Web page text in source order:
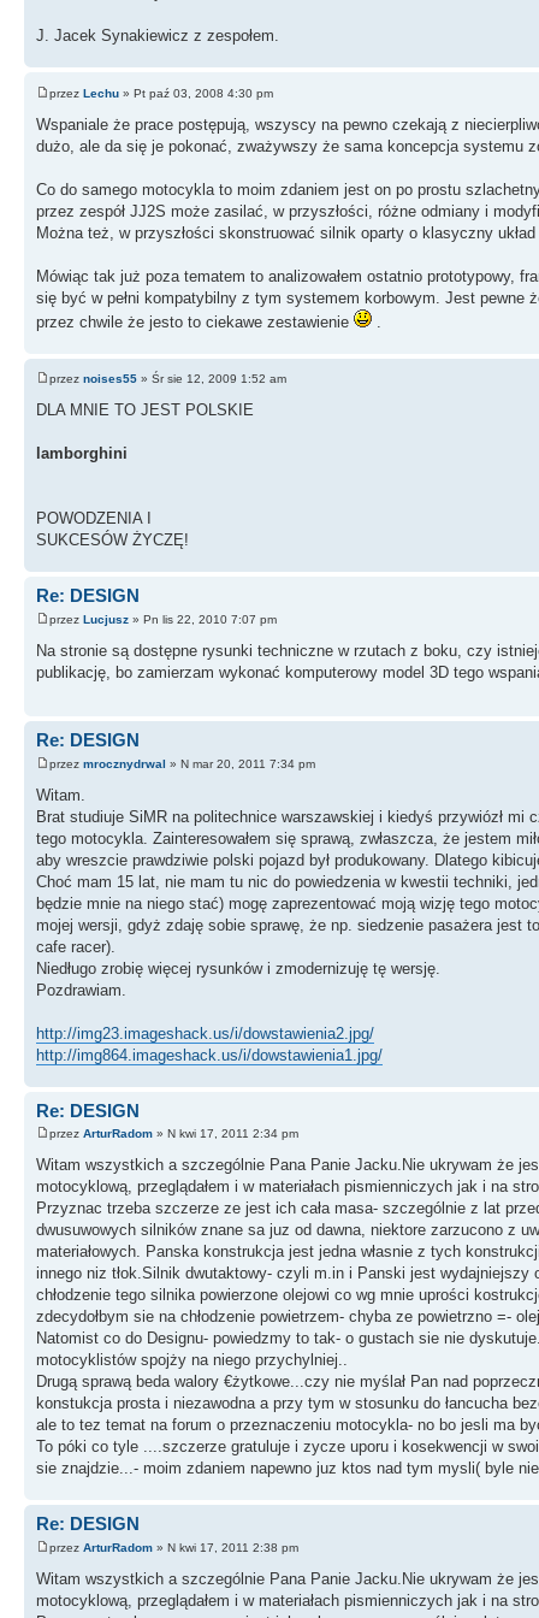
J. Jacek Synakiewicz z zespołem.
przez Lechu » Pt paź 03, 2008 4:30 pm
Wspaniale że prace postępują, wszyscy na pewno czekają z
dużo, ale da się je pokonać, zważywszy że sama koncepcja systemu
Co do samego motocykla to moim zdaniem jest on po prostu
przez zespół JJ2S może zasilać, w przyszłości, różne odmiany i
Można też, w przyszłości skonstruować silnik oparty o klasyczny
Mówiąc tak już poza tematem to analizowałem ostatnio prototypowy,
się być w pełni kompatybilny z tym systemem korbowym. Jest pewne
przez chwile że jesto to ciekawe zestawienie
przez noises55 » Śr sie 12, 2009 1:52 am
DLA MNIE TO JEST POLSKIE
lamborghini
POWODZENIA I
SUKCESÓW ŻYCZĘ!
Re: DESIGN
przez Lucjusz » Pn lis 22, 2010 7:07 pm
Na stronie są dostępne rysunki techniczne w rzutach z boku, czy
publikację, bo zamierzam wykonać komputerowy model 3D tego
Re: DESIGN
przez mrocznydrwal » N mar 20, 2011 7:34 pm
Witam.
Brat studiuje SiMR na politechnice warszawskiej i kiedyś przywiózł
tego motocykla. Zainteresowałem się sprawą, zwłaszcza, że jestem
aby wreszcie prawdziwie polski pojazd był produkowany. Dlatego
Choć mam 15 lat, nie mam tu nic do powiedzenia w kwestii techniki,
będzie mnie na niego stać) mogę zaprezentować moją wizję tego
mojej wersji, gdyż zdaję sobie sprawę, że np. siedzenie pasażera jest
cafe racer).
Niedługo zrobię więcej rysunków i zmodernizuję tę wersję.
Pozdrawiam.
http://img23.imageshack.us/i/dowstawienia2.jpg/
http://img864.imageshack.us/i/dowstawienia1.jpg/
Re: DESIGN
przez ArturRadom » N kwi 17, 2011 2:34 pm
Witam wszystkich a szczególnie Pana Panie Jacku.Nie ukrywam że
motocyklową, przeglądałem i w materiałach pismienniczych jak i na
Przyznac trzeba szczerze ze jest ich cała masa- szczególnie z lat
dwusuwowych silników znane sa juz od dawna, niektore zarzucono z
materiałowych. Panska konstrukcja jest jedna własnie z tych
innego niz tłok.Silnik dwutaktowy- czyli m.in i Panski jest
chłodzenie tego silnika powierzone olejowi co wg mnie uprości
zdecydołbym sie na chłodzenie powietrzem- chyba ze powietrzno =-
Natomist co do Designu- powiedzmy to tak- o gustach sie nie
motocyklistów spojży na niego przychylniej..
Drugą sprawą beda walory €żytkowe...czy nie myślał Pan nad
konstukcja prosta i niezawodna a przy tym w stosunku do łancucha
ale to tez temat na forum o przeznaczeniu motocykla- no bo jesli ma
To póki co tyle ....szczerze gratuluje i zycze uporu i kosekwencji w
sie znajdzie...- moim zdaniem napewno juz ktos nad tym mysli( byle
Re: DESIGN
przez ArturRadom » N kwi 17, 2011 2:38 pm
Witam wszystkich a szczególnie Pana Panie Jacku.Nie ukrywam że
motocyklową, przeglądałem i w materiałach pismienniczych jak i na